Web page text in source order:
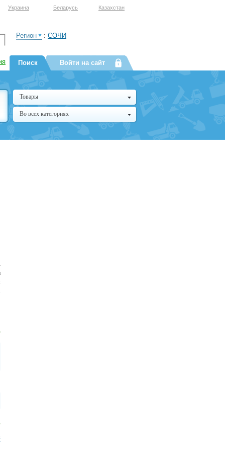
Украина Беларусь Казахстан
Регион : СОЧИ
Поиск Войти на сайт
Товары
Во всех категориях